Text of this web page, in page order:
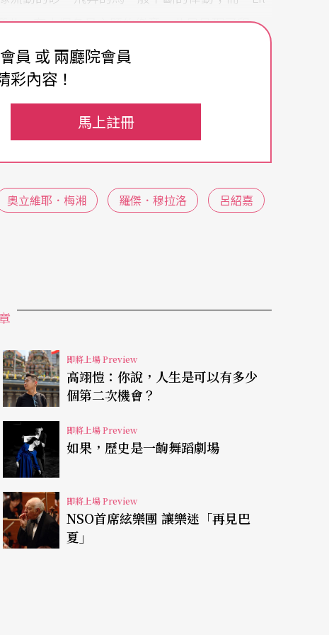
，有十個各具主題的樂章，曲風呈現了印
的陣容更是強大，除了管絃樂團外，各種打擊
國鑼鈸等，都拓展了強烈的聲勢。
特馬農電音琴」（Ondes Martenot）的樂器
準的特雷明琴，翁特馬農電音琴的設計多了一
更讓它成為首部研發成功的電子鍵盤樂器。演
橫向的一排小鍵盤滑動，左手則可以透過控制
因此微分音，顫音、滑音等特色刺激了作曲家
堯（D. Milhaud）、布列茲（P. Boulez）等
電視劇也常以它來當作音效或配樂。
此NSO邀請以演奏翁特馬農電音琴聞名於世
）來台獻藝，並由梅湘鋼琴音樂代言人
員 或 兩廳院會員
彩內容！
馬上註冊
奧立維耶．梅湘 羅傑．穆拉洛 呂紹嘉
即將上場 Preview
高翊愷：你說，人生是可以有多少
個第二次機會？
即將上場 Preview
如果，歷史是一齣舞蹈劇場
即將上場 Preview
NSO首席絃樂團 讓樂迷「再見巴
夏」